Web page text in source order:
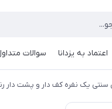
اعتماد به یزدانا سوالات
یک نفره کف دار و پشت دار